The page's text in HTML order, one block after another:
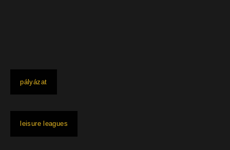
pályázat
leisure leagues